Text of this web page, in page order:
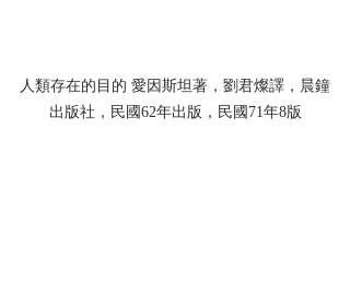
人類存在的目的 愛因斯坦著，劉君燦譯，晨鐘
出版社，民國62年出版，民國71年8版